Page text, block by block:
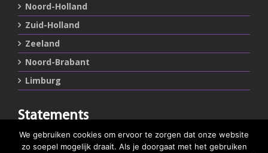
Noord-Holland
Zuid-Holland
Zeeland
Noord-Brabant
Limburg
Statements
Privacystatement
We gebruiken cookies om ervoor te zorgen dat onze website
zo soepel mogelijk draait. Als je doorgaat met het gebruiken